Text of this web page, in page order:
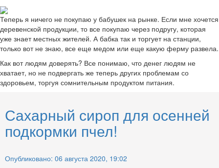
Теперь я ничего не покупаю у бабушек на рынке. Если мне хочется
деревенской продукции, то все покупаю через подругу, которая
уже знает местных жителей. А бабка так и торгует на станции,
только вот не знаю, все еще медом или еще какую ферму развела.
Как вот людям доверять? Все понимаю, что денег людям не
хватает, но не подвергать же теперь других проблемам со
здоровьем, торгуя сомнительным продуктом питания.
Сахарный сироп для осенней
подкормки пчел!
Опубликовано: 06 августа 2020, 19:02